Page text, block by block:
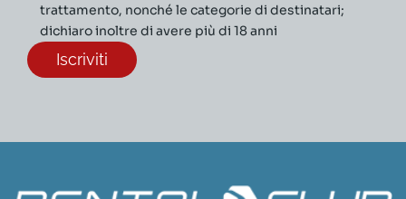
trattamento, nonché le categorie di destinatari;
dichiaro inoltre di avere più di 18 anni